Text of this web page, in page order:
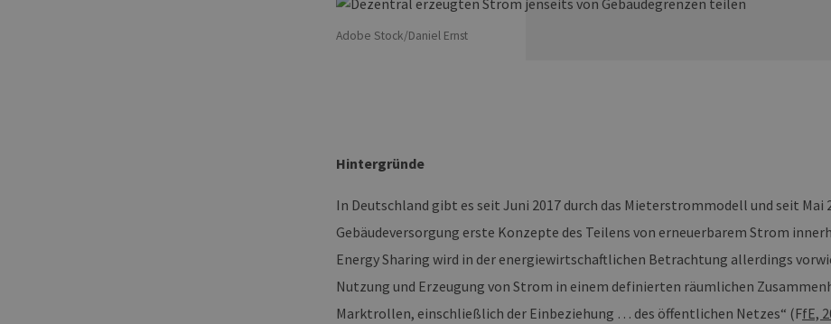
Adobe Stock/Daniel Ernst
Hintergründe
In Deutschland gibt es seit Juni 2017 durch das Mieterstrommodell und seit
Gebäudeversorgung erste Konzepte des Teilens von erneuerbarem Strom
Energy Sharing wird in der energiewirtschaftlichen Betrachtung allerdings
Nutzung und Erzeugung von Strom in einem definierten räumlichen
Marktrollen, einschließlich der Einbeziehung … des öffentlichen Netzes“ (FfE,